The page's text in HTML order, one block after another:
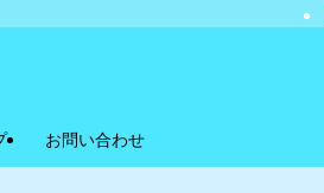
お問い合わせ